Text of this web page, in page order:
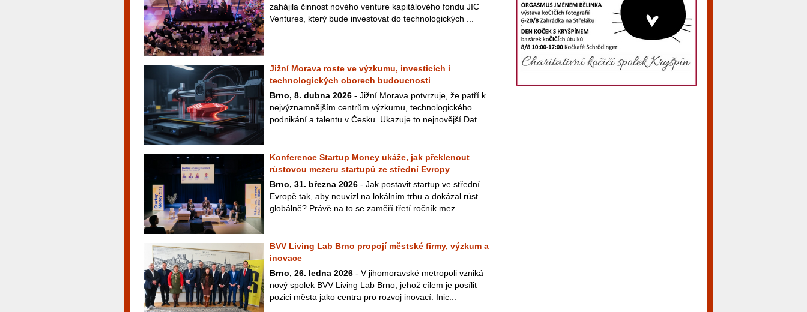
zahájila činnost nového venture kapitálového fondu JIC
Ventures, který bude investovat do technologických ...
Jižní Morava roste ve výzkumu, investicích i
technologických oborech budoucnosti
Brno, 8. dubna 2026 - Jižní Morava potvrzuje, že patří k
nejvýznamnějším centrům výzkumu, technologického
podnikání a talentu v Česku. Ukazuje to nejnovější Dat...
Konference Startup Money ukáže, jak překlenout
růstovou mezeru startupů ze střední Evropy
Brno, 31. března 2026 - Jak postavit startup ve střední
Evropě tak, aby neuvízl na lokálním trhu a dokázal růst
globálně? Právě na to se zaměří třetí ročník mez...
BVV Living Lab Brno propojí městské firmy, výzkum a
inovace
Brno, 26. ledna 2026 - V jihomoravské metropoli vzniká
nový spolek BVV Living Lab Brno, jehož cílem je posílit
pozici města jako centra pro rozvoj inovací. Inic...